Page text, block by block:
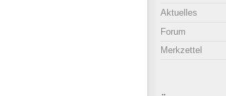
Aktuelles
Forum
Merkzettel